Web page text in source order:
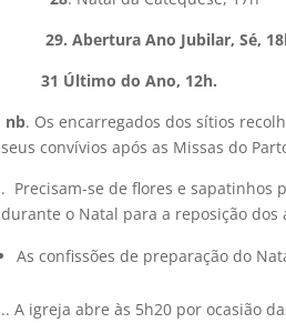
29. Abertura Ano Jubilar, Sé,
31 Último do Ano, 12h.
nb. Os encarregados dos sítios
seus convívios após as Missas do
. Precisam-se de flores e sapatinhos
durante o Natal para a reposição dos
As confissões de preparação do
.. A igreja abre às 5h20 por ocasião